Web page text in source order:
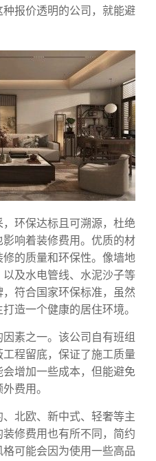
报价透明的公司，就能避
环保达标且可溯源，杜绝
响着装修费用。优质的材
的质量和环保性。像墙地
及水电管线、水泥沙子等
符合国家环保标准，虽然
造一个健康的居住环境。
素之一。该公司自有班组
程留底，保证了施工质量
增加一些成本，但能避免
费用。
北欧、新中式、轻奢等主
修费用也有所不同，简约
可能会因为使用一些高品